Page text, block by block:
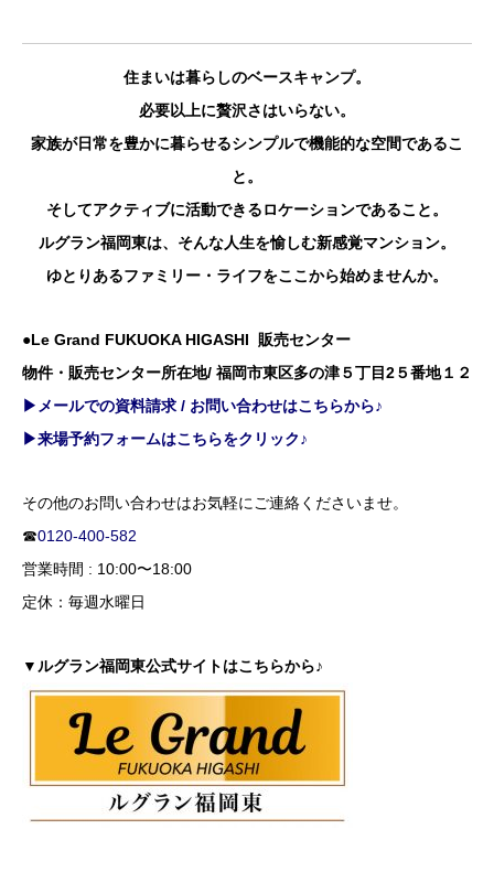
住まいは暮らしのベースキャンプ。
必要以上に贅沢さはいらない。
家族が日常を豊かに暮らせるシンプルで機能的な空間であるこ
と。
そしてアクティブに活動できるロケーションであること。
ルグラン福岡東は、そんな人生を愉しむ新感覚マンション。
ゆとりあるファミリー・ライフをここから始めませんか。
●Le Grand FUKUOKA HIGASHI 販売センター
物件・販売センター所在地/ 福岡市東区多の津５丁目2５番地１２
▶メールでの資料請求 / お問い合わせはこちらから♪
▶来場予約フォームはこちらをクリック♪
その他のお問い合わせはお気軽にご連絡くださいませ。
☎0120-400-582
営業時間 : 10:00〜18:00
定休：毎週水曜日
▼ルグラン福岡東公式サイトはこちらから♪